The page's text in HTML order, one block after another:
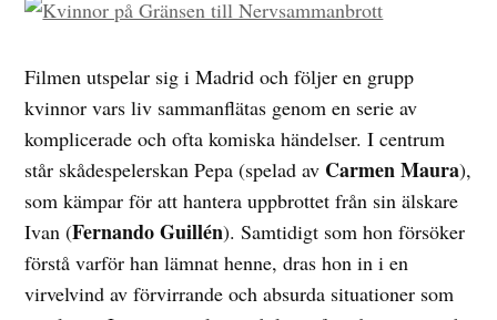
Filmen utspelar sig i Madrid och följer en grupp
kvinnor vars liv sammanflätas genom en serie av
komplicerade och ofta komiska händelser. I centrum
står skådespelerskan Pepa (spelad av Carmen Maura),
som kämpar för att hantera uppbrottet från sin älskare
Ivan (Fernando Guillén). Samtidigt som hon försöker
förstå varför han lämnat henne, dras hon in i en
virvelvind av förvirrande och absurda situationer som